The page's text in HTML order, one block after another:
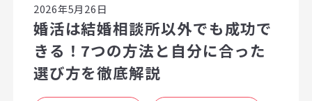
2026年5月26日
婚活は結婚相談所以外でも成功で
きる！7つの方法と自分に合った
選び方を徹底解説